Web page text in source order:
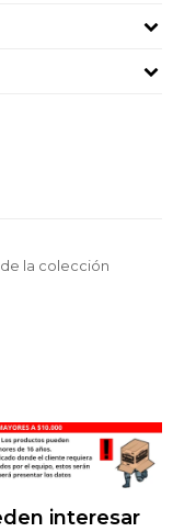
la colección
interesar